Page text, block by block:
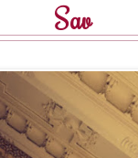
Sav